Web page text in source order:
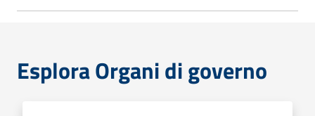
Esplora Organi di governo